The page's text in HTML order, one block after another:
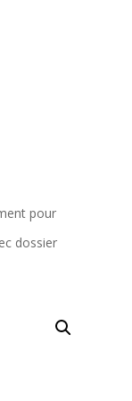
pour
dossier